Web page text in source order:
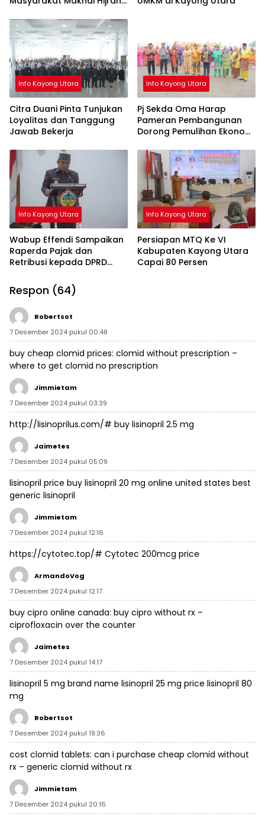
Info Kayong Utara
Citra Duani Pinta Tunjukan
Loyalitas dan Tanggung
Jawab Bekerja
Info Kayong Utara
Pj Sekda Oma Harap
Pameran Pembangunan
Dorong Pemulihan Ekonomi
Info Kayong Utara
Wabup Effendi Sampaikan
Raperda Pajak dan
Retribusi kepada DPRD
Info Kayong Utara
Persiapan MTQ Ke VI
Kabupaten Kayong Utara
Capai 80 Persen
Respon (64)
Robertsot
7 Desember 2024 pukul 00:48
buy cheap clomid prices: clomid without prescription –
where to get clomid no prescription
Jimmietam
7 Desember 2024 pukul 03:39
http://lisinoprilus.com/# buy lisinopril 2.5 mg
Jaimetes
7 Desember 2024 pukul 05:09
lisinopril price buy lisinopril 20 mg online united states best
generic lisinopril
Jimmietam
7 Desember 2024 pukul 12:16
https://cytotec.top/# Cytotec 200mcg price
ArmandoVog
7 Desember 2024 pukul 12:17
buy cipro online canada: buy cipro without rx –
ciprofloxacin over the counter
Jaimetes
7 Desember 2024 pukul 14:17
lisinopril 5 mg brand name lisinopril 25 mg price lisinopril 80
mg
Robertsot
7 Desember 2024 pukul 19:36
cost clomid tablets: can i purchase cheap clomid without
rx – generic clomid without rx
Jimmietam
7 Desember 2024 pukul 20:16